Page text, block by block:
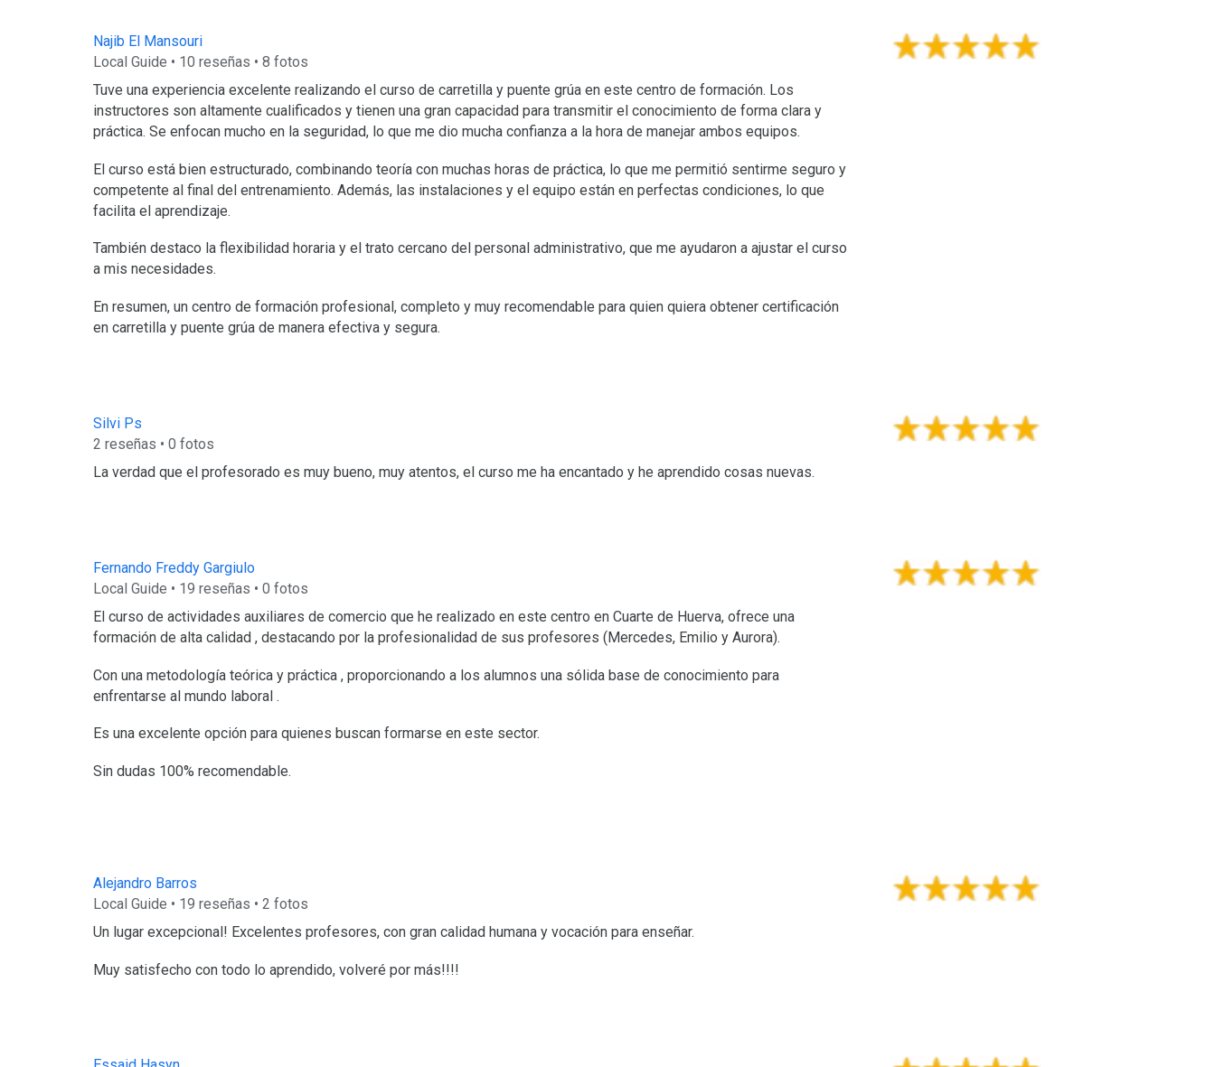
Najib El Mansouri
Local Guide • 10 reseñas • 8 fotos
Tuve una experiencia excelente realizando el curso de carretilla y puente grúa en este centro de formación. Los
instructores son altamente cualificados y tienen una gran capacidad para transmitir el conocimiento de forma clara y
práctica. Se enfocan mucho en la seguridad, lo que me dio mucha confianza a la hora de manejar ambos equipos.
El curso está bien estructurado, combinando teoría con muchas horas de práctica, lo que me permitió sentirme seguro y
competente al final del entrenamiento. Además, las instalaciones y el equipo están en perfectas condiciones, lo que
facilita el aprendizaje.
También destaco la flexibilidad horaria y el trato cercano del personal administrativo, que me ayudaron a ajustar el curso
a mis necesidades.
En resumen, un centro de formación profesional, completo y muy recomendable para quien quiera obtener certificación
en carretilla y puente grúa de manera efectiva y segura.
Silvi Ps
2 reseñas • 0 fotos
La verdad que el profesorado es muy bueno, muy atentos, el curso me ha encantado y he aprendido cosas nuevas.
Fernando Freddy Gargiulo
Local Guide • 19 reseñas • 0 fotos
El curso de actividades auxiliares de comercio que he realizado en este centro en Cuarte de Huerva, ofrece una
formación de alta calidad , destacando por la profesionalidad de sus profesores (Mercedes, Emilio y Aurora).
Con una metodología teórica y práctica , proporcionando a los alumnos una sólida base de conocimiento para
enfrentarse al mundo laboral .
Es una excelente opción para quienes buscan formarse en este sector.
Sin dudas 100% recomendable.
Alejandro Barros
Local Guide • 19 reseñas • 2 fotos
Un lugar excepcional! Excelentes profesores, con gran calidad humana y vocación para enseñar.
Muy satisfecho con todo lo aprendido, volveré por más!!!!